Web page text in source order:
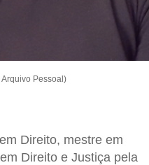
Pessoal)
Direito, mestre em
Direito e Justiça pela